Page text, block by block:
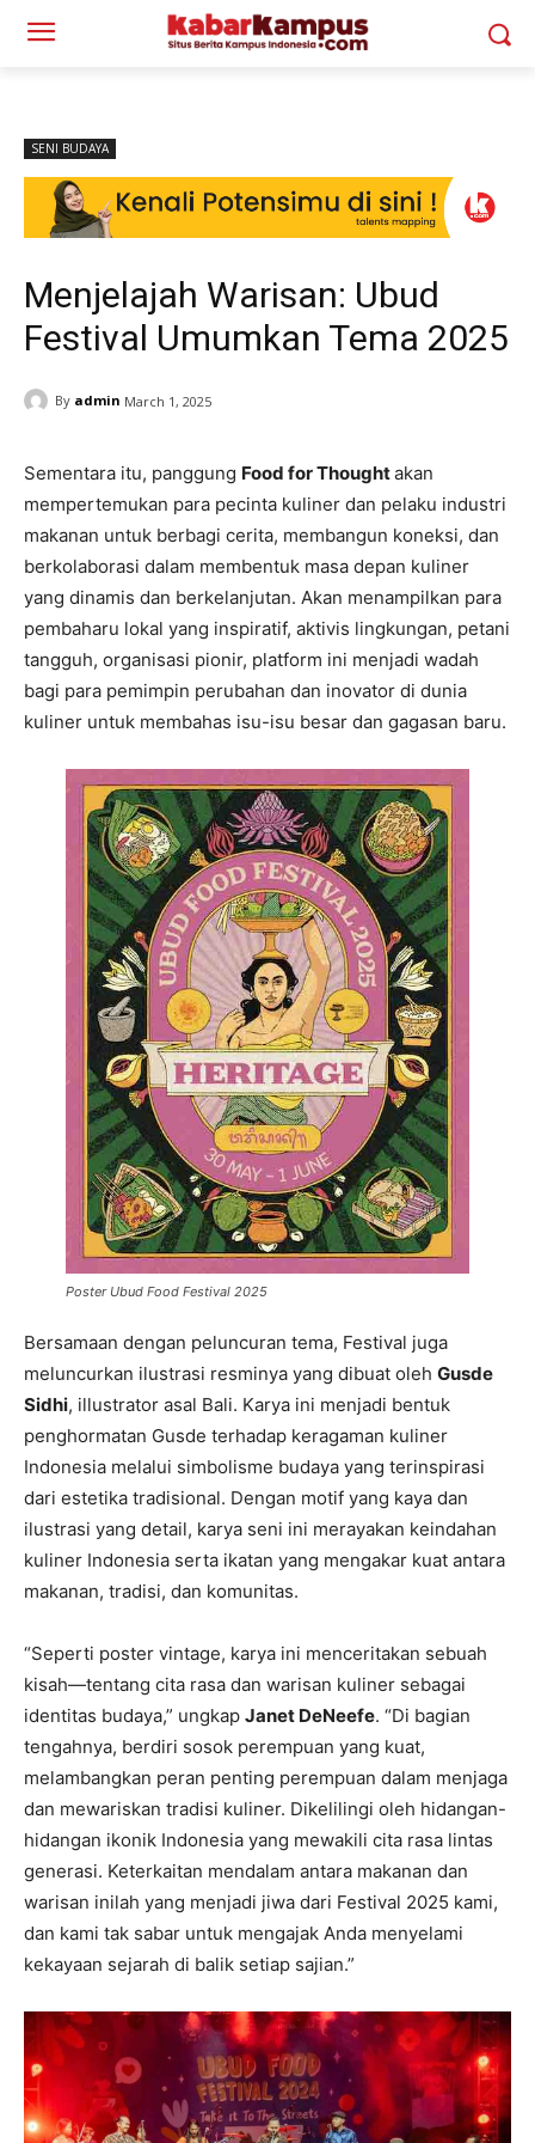
SENI BUDAYA
Menjelajah Warisan: Ubud
Festival Umumkan Tema 2025
By admin March 1, 2025
Sementara itu, panggung Food for Thoughtakan
mempertemukan para pecinta kuliner dan pelaku industri
makanan untuk berbagi cerita, membangun koneksi, dan
berkolaborasi dalam membentuk masa depan kuliner
yang dinamis dan berkelanjutan. Akan menampilkan para
pembaharu lokal yang inspiratif, aktivis lingkungan, petani
tangguh, organisasi pionir, platform ini menjadi wadah
bagi para pemimpin perubahan dan inovator di dunia
kuliner untuk membahas isu-isu besar dan gagasan baru.
Poster Ubud Food Festival 2025
Bersamaan dengan peluncuran tema, Festival juga
meluncurkan ilustrasi resminya yang dibuat oleh Gusde
Sidhi, illustrator asal Bali. Karya ini menjadi bentuk
penghormatan Gusde terhadap keragaman kuliner
Indonesia melalui simbolisme budaya yang terinspirasi
dari estetika tradisional. Dengan motif yang kaya dan
ilustrasi yang detail, karya seni ini merayakan keindahan
kuliner Indonesia serta ikatan yang mengakar kuat antara
makanan, tradisi, dan komunitas.
“Seperti poster vintage, karya ini menceritakan sebuah
kisah—tentang cita rasa dan warisan kuliner sebagai
identitas budaya,” ungkap Janet DeNeefe. “Di bagian
tengahnya, berdiri sosok perempuan yang kuat,
melambangkan peran penting perempuan dalam menjaga
dan mewariskan tradisi kuliner. Dikelilingi oleh hidangan-
hidangan ikonik Indonesia yang mewakili cita rasa lintas
generasi. Keterkaitan mendalam antara makanan dan
warisan inilah yang menjadi jiwa dari Festival 2025 kami,
dan kami tak sabar untuk mengajak Anda menyelami
kekayaan sejarah di balik setiap sajian.”